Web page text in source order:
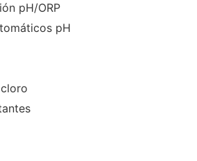
pH/ORP
pH